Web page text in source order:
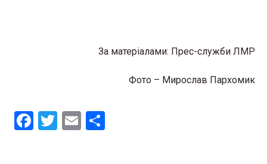
За матеріалами: Прес-служби ЛМР
Фото – Мирослав Пархомик
F
T
E